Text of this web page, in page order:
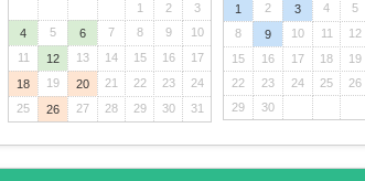
1 2
3
4
5 6 7 8 9
10
11
12 13 14 15 16
17
18
19 20 21 22 23
24
25
26 27 28 29 30 31
1 2 3 4 5
8
9 10 11 12
15
16 17 18 19
22
23 24 25 26
29
30